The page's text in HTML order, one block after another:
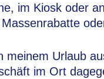
im Kiosk oder
meinem Urlaub
im Ort